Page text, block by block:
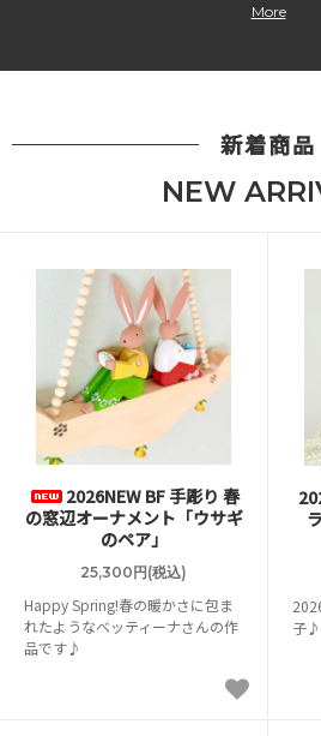
More
新着商品
NEW
2026NEW BF 手彫り 春
の窓辺オーナメント「ウサギ
のペア」
25,300円(税込)
Happy Spring!春の暖かさに包ま
れたようなベッティーナさんの作
品です♪
子♪